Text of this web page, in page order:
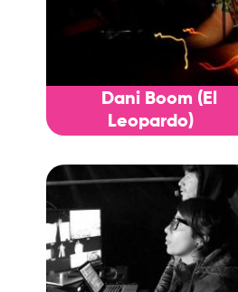
Dani Boom (El
Leopardo)